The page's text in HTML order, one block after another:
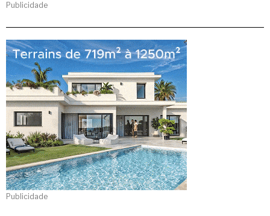
Publicidade
Publicidade